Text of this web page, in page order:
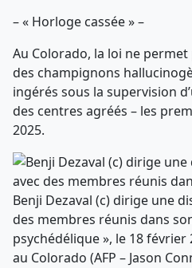
– « Horloge cassée » –
Au Colorado, la loi ne
des champignons
ingérés sous la supervision
des centres agréés – les
2025.
Benji Dezaval (c) dirige une
des membres réunis dans
psychédélique », le 18
au Colorado (AFP – Jason